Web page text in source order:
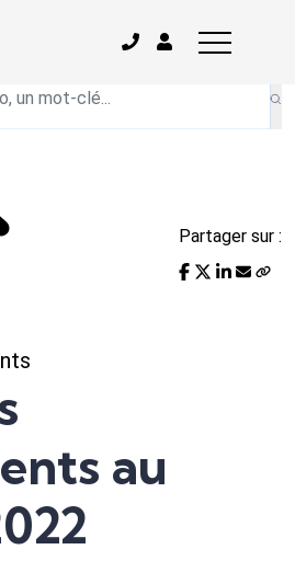
du mois
Partager sur :
au